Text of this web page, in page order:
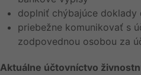
doplniť chýbajúce doklady
priebežne komunikovať s
zodpovednou osobou za
Aktuálne účtovníctvo